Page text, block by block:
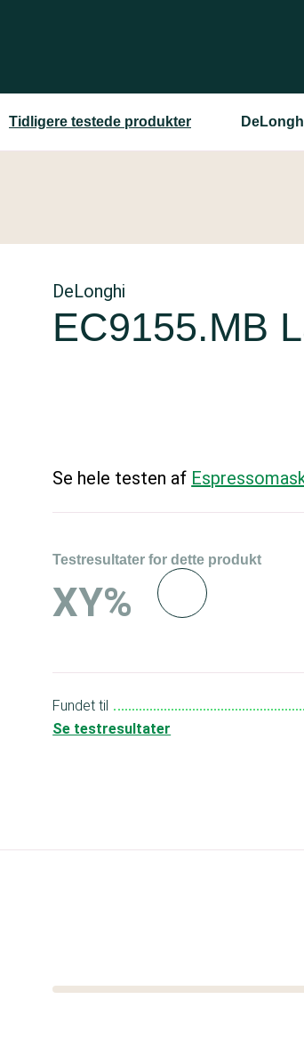
Tidligere testede produkter
DeLonghi
EC9155.MB
Se hele testen af
Testresultater for dette produkt
XY%
Fundet til
Se testresultater